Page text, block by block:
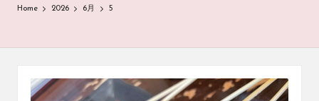
Home 2026 6月 5